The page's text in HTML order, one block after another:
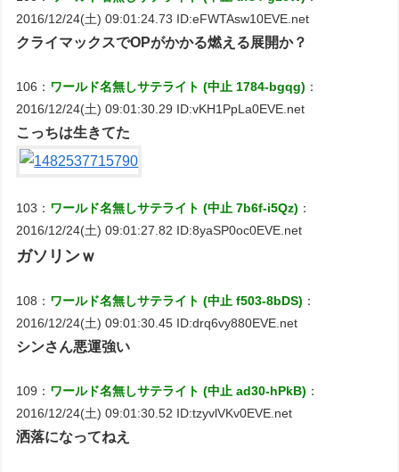
2016/12/24(土) 09:01:24.73 ID:eFWTAsw10EVE.net
クライマックスでOPがかかる燃える展開か？
106： ワールド名無しサテライト (中止 1784-bgqg) ：
2016/12/24(土) 09:01:30.29 ID:vKH1PpLa0EVE.net
こっちは生きてた
103： ワールド名無しサテライト (中止 7b6f-i5Qz) ：
2016/12/24(土) 09:01:27.82 ID:8yaSP0oc0EVE.net
ガソリンｗ
108： ワールド名無しサテライト (中止 f503-8bDS) ：
2016/12/24(土) 09:01:30.45 ID:drq6vy880EVE.net
シンさん悪運強い
109： ワールド名無しサテライト (中止 ad30-hPkB) ：
2016/12/24(土) 09:01:30.52 ID:tzyvlVKv0EVE.net
洒落になってねえ